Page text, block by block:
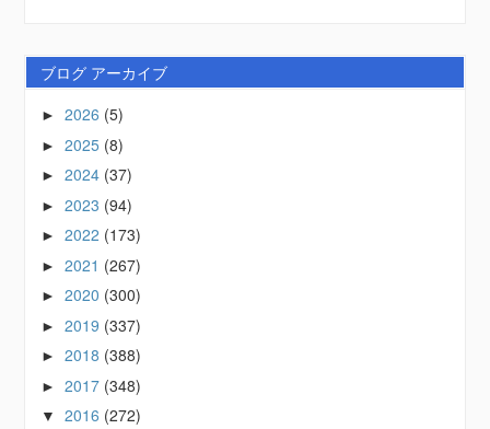
ブログ アーカイブ
►2026 (5)
►2025 (8)
►2024 (37)
►2023 (94)
►2022 (173)
►2021 (267)
►2020 (300)
►2019 (337)
►2018 (388)
►2017 (348)
▼2016 (272)